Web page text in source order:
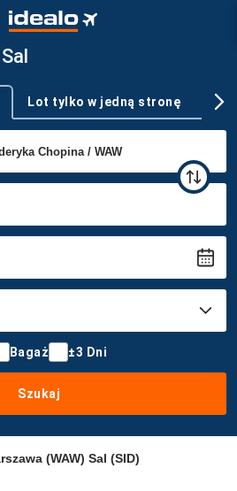
Lot tylko w jedną stronę
Bagaż ±3 Dni
Szukaj
(WAW) Sal (SID)